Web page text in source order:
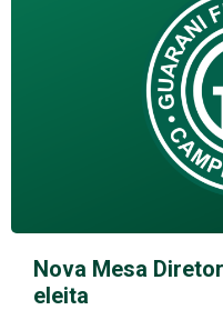
Nova Mesa
eleita